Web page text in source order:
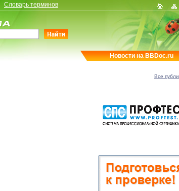
Словарь терминов
Новости на BBDoc.ru
Все